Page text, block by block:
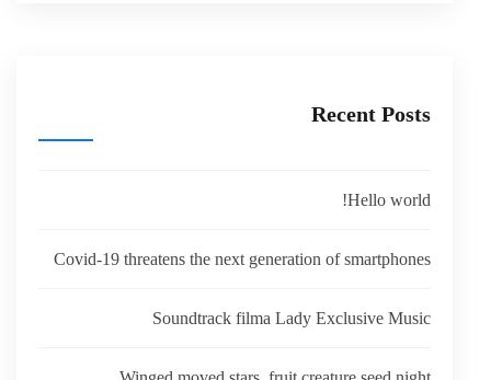
Recent Posts
Hello world!
Covid-19 threatens the next generation of smartphones
Soundtrack filma Lady Exclusive Music